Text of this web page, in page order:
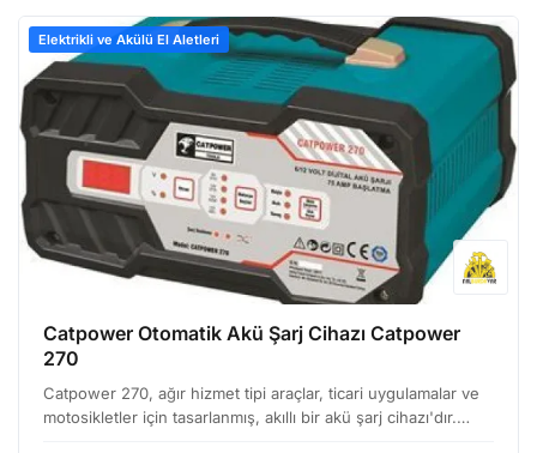
Elektrikli ve Akülü El Aletleri
Catpower Otomatik Akü Şarj Cihazı Catpower
270
Catpower 270, ağır hizmet tipi araçlar, ticari uygulamalar ve
motosikletler için tasarlanmış, akıllı bir akü şarj cihazı'dır.